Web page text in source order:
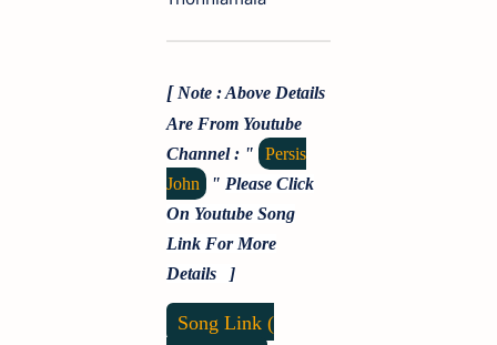
[Note : Above Details
Are From Youtube
Channel : "
Persis
John
" Please Click
On Youtube Song
Link For More
Details ]
Song Link (